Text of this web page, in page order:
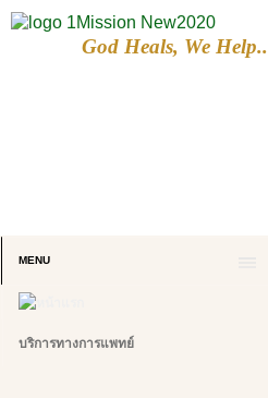
God Heals, We Help..
MENU
บริการทางการแพทย์